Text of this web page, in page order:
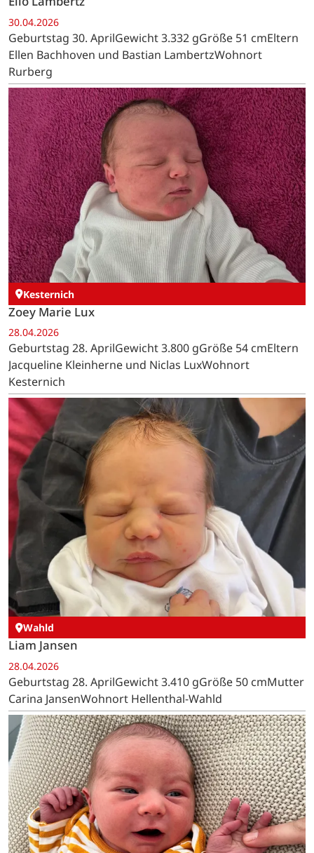
30.04.2026
Geburtstag 30. AprilGewicht 3.332 gGröße 51 cmEltern
Ellen Bachhoven und Bastian LambertzWohnort
Rurberg
Kesternich
Zoey Marie Lux
28.04.2026
Geburtstag 28. AprilGewicht 3.800 gGröße 54 cmEltern
Jacqueline Kleinherne und Niclas LuxWohnort
Kesternich
Wahld
Liam Jansen
28.04.2026
Geburtstag 28. AprilGewicht 3.410 gGröße 50 cmMutter
Carina JansenWohnort Hellenthal-Wahld